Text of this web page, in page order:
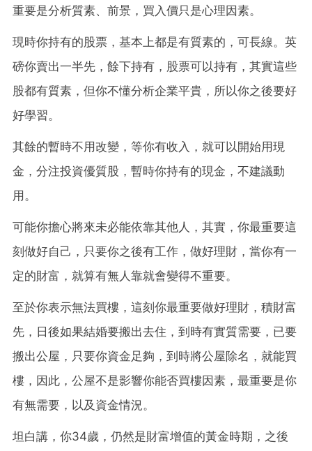
重要是分析質素、前景，買入價只是心理因素。
現時你持有的股票，基本上都是有質素的，可長線。英
磅你賣出一半先，餘下持有，股票可以持有，其實這些
股都有質素，但你不懂分析企業平貴，所以你之後要好
好學習。
其餘的暫時不用改變，等你有收入，就可以開始用現
金，分注投資優質股，暫時你持有的現金，不建議動
用。
可能你擔心將來未必能依靠其他人，其實，你最重要這
刻做好自己，只要你之後有工作，做好理財，當你有一
定的財富，就算有無人靠就會變得不重要。
至於你表示無法買樓，這刻你最重要做好理財，積財富
先，日後如果結婚要搬出去住，到時有實質需要，已要
搬出公屋，只要你資金足夠，到時將公屋除名，就能買
樓，因此，公屋不是影響你能否買樓因素，最重要是你
有無需要，以及資金情況。
坦白講，你34歲，仍然是財富增值的黃金時期，之後